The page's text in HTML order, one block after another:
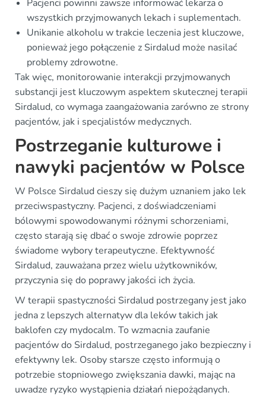
Pacjenci powinni zawsze informować lekarza o
wszystkich przyjmowanych lekach i suplementach.
Unikanie alkoholu w trakcie leczenia jest kluczowe,
ponieważ jego połączenie z Sirdalud może nasilać
problemy zdrowotne.
Tak więc, monitorowanie interakcji przyjmowanych
substancji jest kluczowym aspektem skutecznej terapii
Sirdalud, co wymaga zaangażowania zarówno ze strony
pacjentów, jak i specjalistów medycznych.
Postrzeganie kulturowe i
nawyki pacjentów w Polsce
W Polsce Sirdalud cieszy się dużym uznaniem jako lek
przeciwspastyczny. Pacjenci, z doświadczeniami
bólowymi spowodowanymi różnymi schorzeniami,
często starają się dbać o swoje zdrowie poprzez
świadome wybory terapeutyczne. Efektywność
Sirdalud, zauważana przez wielu użytkowników,
przyczynia się do poprawy jakości ich życia.
W terapii spastyczności Sirdalud postrzegany jest jako
jedna z lepszych alternatyw dla leków takich jak
baklofen czy mydocalm. To wzmacnia zaufanie
pacjentów do Sirdalud, postrzeganego jako bezpieczny i
efektywny lek. Osoby starsze często informują o
potrzebie stopniowego zwiększania dawki, mając na
uwadze ryzyko wystąpienia działań niepożądanych.